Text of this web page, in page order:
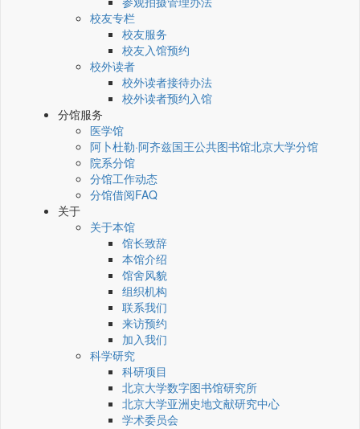
校友专栏
校友服务
校友入馆预约
校外读者
校外读者接待办法
校外读者预约入馆
分馆服务
医学馆
阿卜杜勒·阿齐兹国王公共图书馆北京大学分馆
院系分馆
分馆工作动态
分馆借阅FAQ
关于
关于本馆
馆长致辞
本馆介绍
馆舍风貌
组织机构
联系我们
来访预约
加入我们
科学研究
科研项目
北京大学数字图书馆研究所
北京大学亚洲史地文献研究中心
学术委员会